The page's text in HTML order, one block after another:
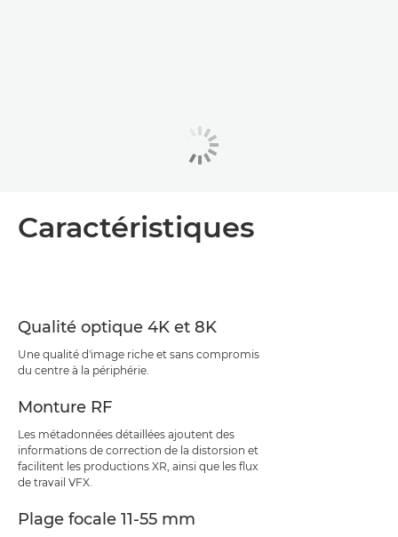
Caractéristiques
Qualité optique 4K et 8K
Une qualité d'image riche et sans compromis
du centre à la périphérie.
Monture RF
Les métadonnées détaillées ajoutent des
informations de correction de la distorsion et
facilitent les productions XR, ainsi que les flux
de travail VFX.
Plage focale 11-55 mm